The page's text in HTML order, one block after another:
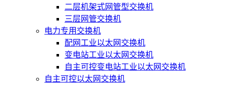
二层机架式网管型交换机
三层网管交换机
电力专用交换机
配网工业以太网交换机
变电站工业以太网交换机
自主可控变电站工业以太网交换机
自主可控以太网交换机